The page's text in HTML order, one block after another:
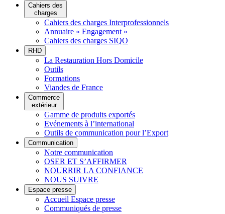
Cahiers des
charges
Cahiers des charges Interprofessionnels
Annuaire « Engagement »
Cahiers des charges SIQO
RHD
La Restauration Hors Domicile
Outils
Formations
Viandes de France
Commerce
extérieur
Gamme de produits exportés
Evénements à l’international
Outils de communication pour l’Export
Communication
Notre communication
OSER ET S’AFFIRMER
NOURRIR LA CONFIANCE
NOUS SUIVRE
Espace presse
Accueil Espace presse
Communiqués de presse